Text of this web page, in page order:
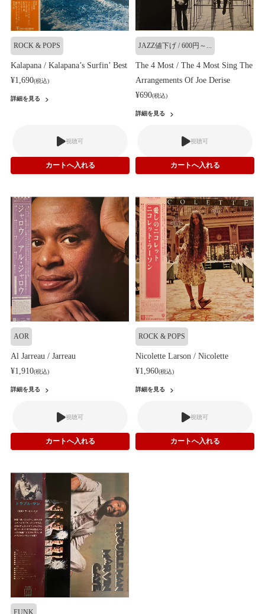
ROCK & POPS
Kalapana / Kalapana’s Surfin’ Best
¥1,690(税込)
詳細を見る
視聴可
JAZZ値下げ / 600円～...
The 4 Most / The 4 Most Sing The
Arrangements Of Joe Derise
¥690(税込)
詳細を見る
視聴可
AOR
Al Jarreau / Jarreau
¥1,910(税込)
詳細を見る
視聴可
ROCK & POPS
Nicolette Larson / Nicolette
¥1,960(税込)
詳細を見る
視聴可